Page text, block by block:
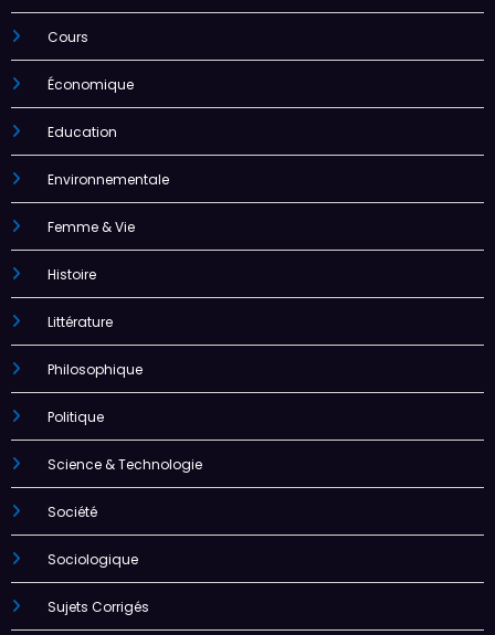
Cours
Économique
Education
Environnementale
Femme & Vie
Histoire
Littérature
Philosophique
Politique
Science & Technologie
Société
Sociologique
Sujets Corrigés